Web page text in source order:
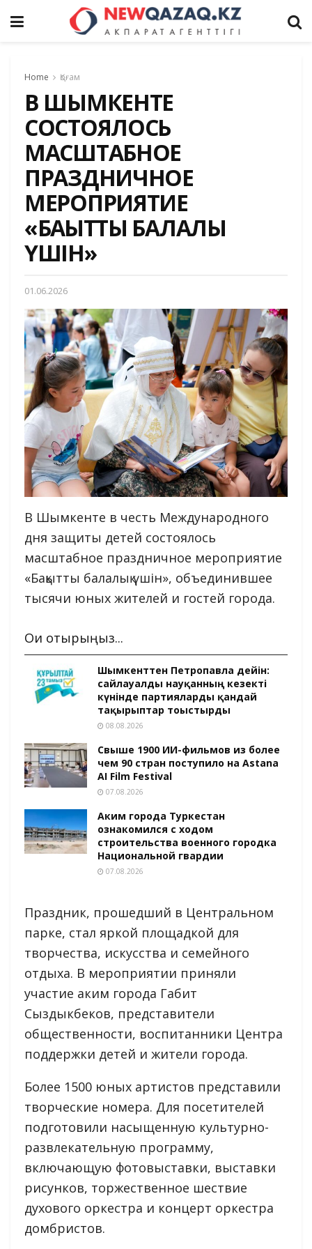
Home Қоғам
В ШЫМКЕНТЕ
СОСТОЯЛОСЬ
МАСШТАБНОЕ
ПРАЗДНИЧНОЕ
МЕРОПРИЯТИЕ
«БАҚЫТТЫ БАЛАЛЫҚ
ҮШІН»
01.06.2026
В Шымкенте в честь Международного
дня защиты детей состоялось
масштабное праздничное мероприятие
«Бақытты балалық үшін», объединившее
тысячи юных жителей и гостей города.
Оқи отырыңыз...
Шымкенттен Петропавлға дейін:
сайлауалды науқанның кезекті
күнінде партияларды қандай
тақырыптар тоғыстырды
08.08.2026
Свыше 1900 ИИ-фильмов из более
чем 90 стран поступило на Astana
AI Film Festival
07.08.2026
Аким города Туркестан
ознакомился с ходом
строительства военного городка
Национальной гвардии
07.08.2026
Праздник, прошедший в Центральном
парке, стал яркой площадкой для
творчества, искусства и семейного
отдыха. В мероприятии приняли
участие аким города Габит
Сыздыкбеков, представители
общественности, воспитанники Центра
поддержки детей и жители города.
Более 1500 юных артистов представили
творческие номера. Для посетителей
подготовили насыщенную культурно-
развлекательную программу,
включающую фотовыставки, выставки
рисунков, торжественное шествие
духового оркестра и концерт оркестра
домбристов.